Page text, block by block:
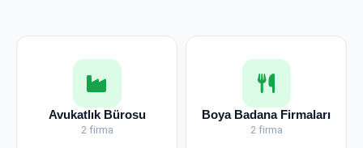
Avukatlık Bürosu
2 firma
Boya Badana Firmaları
2 firma